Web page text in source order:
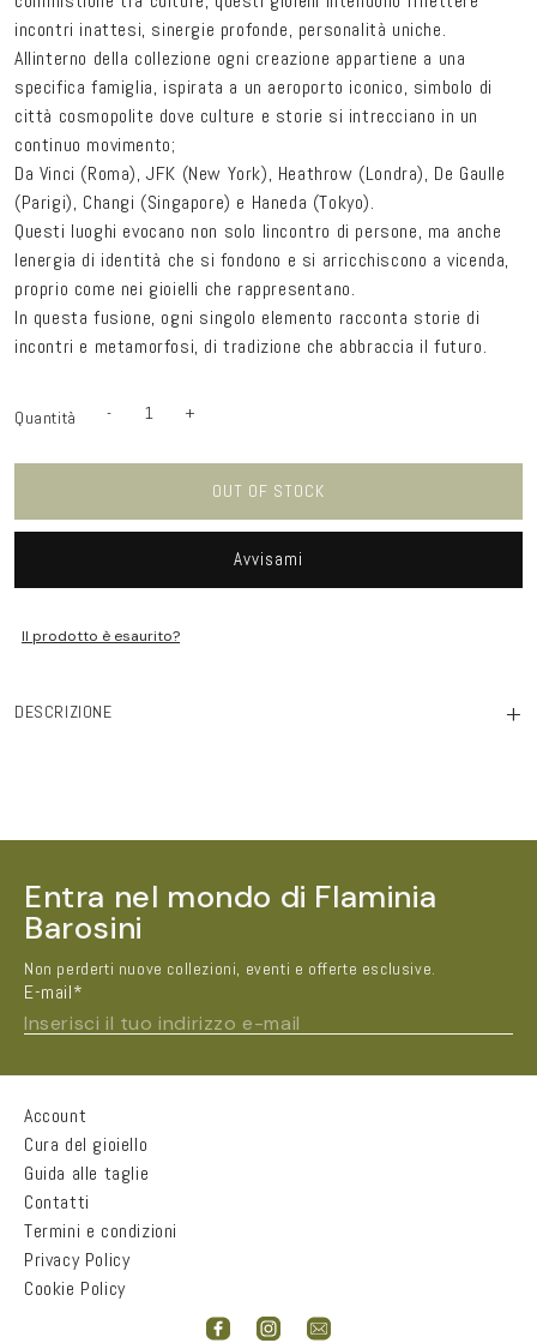
incontri inattesi, sinergie profonde, personalità uniche.
Allinterno della collezione ogni creazione appartiene a una
specifica famiglia, ispirata a un aeroporto iconico, simbolo di
città cosmopolite dove culture e storie si intrecciano in un
continuo movimento;
Da Vinci (Roma), JFK (New York), Heathrow (Londra), De Gaulle
(Parigi), Changi (Singapore) e Haneda (Tokyo).
Questi luoghi evocano non solo lincontro di persone, ma anche
lenergia di identità che si fondono e si arricchiscono a vicenda,
proprio come nei gioielli che rappresentano.
In questa fusione, ogni singolo elemento racconta storie di
incontri e metamorfosi, di tradizione che abbraccia il futuro.
Quantità
Quantità Diminuisci
Anello
bronzo
e
- Aumenta
Anello
Doppio
Haneda
bronzo
e
+
OUT OF STOCK
Avvisami
Il prodotto è esaurito?
DESCRIZIONE +
Entra nel mondo di Flaminia
Barosini
Non perderti nuove collezioni, eventi e offerte esclusive.
E-mail*
Inserisci il tuo indirizzo e-mail
Nome e Cognome*
Città
Email*
Account
Cura del gioiello
Guida alle taglie
Contatti
Termini e condizioni
Privacy Policy
Cookie Policy